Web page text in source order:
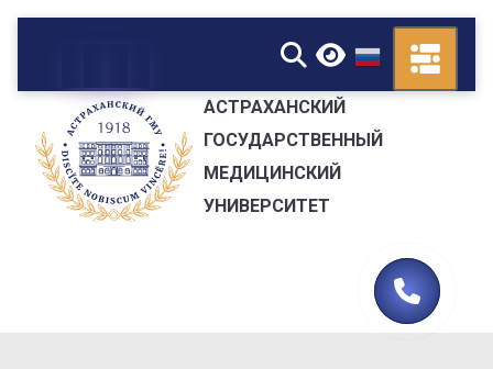
▼
АСТРАХАНСКИЙ
ГОСУДАРСТВЕННЫЙ
МЕДИЦИНСКИЙ
УНИВЕРСИТЕТ